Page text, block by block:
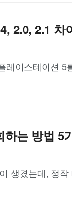
2.0, 2.1
레이스테이션
는 방법 5
생겼는데, 정